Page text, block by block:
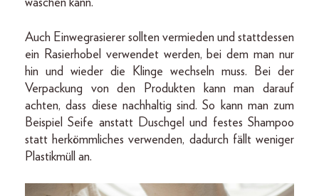
waschen kann.
Auch Einwegrasierer sollten vermieden und stattdessen
ein Rasierhobel verwendet werden, bei dem man nur
hin und wieder die Klinge wechseln muss. Bei der
Verpackung von den Produkten kann man darauf
achten, dass diese nachhaltig sind. So kann man zum
Beispiel Seife anstatt Duschgel und festes Shampoo
statt herkömmliches verwenden, dadurch fällt weniger
Plastikmüll an.